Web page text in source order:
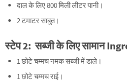
दाल के लिए 800 मिली लीटर पानी।
2 टमाटर साबुत।
स्टेप2: सब्जीके लिएसामान
1 छोटे चम्मच नमक सब्जी में डाले।
1 छोटे चम्मच राई।